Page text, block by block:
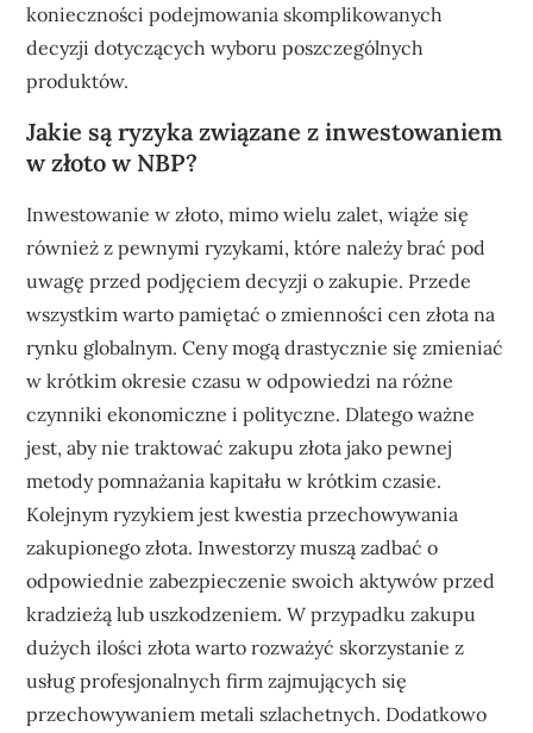
konieczności podejmowania skomplikowanych
decyzji dotyczących wyboru poszczególnych
produktów.
Jakie są ryzyka związane z inwestowaniem
w złoto w NBP?
Inwestowanie w złoto, mimo wielu zalet, wiąże się
również z pewnymi ryzykami, które należy brać pod
uwagę przed podjęciem decyzji o zakupie. Przede
wszystkim warto pamiętać o zmienności cen złota na
rynku globalnym. Ceny mogą drastycznie się zmieniać
w krótkim okresie czasu w odpowiedzi na różne
czynniki ekonomiczne i polityczne. Dlatego ważne
jest, aby nie traktować zakupu złota jako pewnej
metody pomnażania kapitału w krótkim czasie.
Kolejnym ryzykiem jest kwestia przechowywania
zakupionego złota. Inwestorzy muszą zadbać o
odpowiednie zabezpieczenie swoich aktywów przed
kradzieżą lub uszkodzeniem. W przypadku zakupu
dużych ilości złota warto rozważyć skorzystanie z
usług profesjonalnych firm zajmujących się
przechowywaniem metali szlachetnych. Dodatkowo